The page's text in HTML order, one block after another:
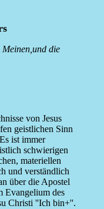
die
von Jesus
geistlichen Sinn
ist immer
schwierigen
materiellen
und verständlich
über die Apostel
Evangelium des
Christi ''Ich bin+''.